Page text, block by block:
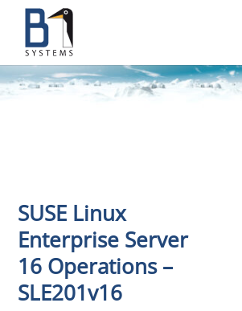
SUSE Linux
Enterprise Server
16 Operations –
SLE201v16